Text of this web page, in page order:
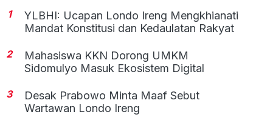
1
YLBHI: Ucapan Londo Ireng Mengkhianati
Mandat Konstitusi dan Kedaulatan Rakyat
2
Mahasiswa KKN Dorong UMKM
Sidomulyo Masuk Ekosistem Digital
3
Desak Prabowo Minta Maaf Sebut
Wartawan Londo Ireng